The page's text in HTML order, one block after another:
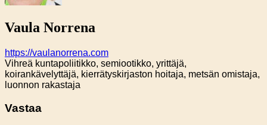
Vaula Norrena
https://vaulanorrena.com
Vihreä kuntapoliitikko, semiootikko, yrittäjä,
koirankävelyttäjä, kierrätyskirjaston hoitaja, metsän omistaja,
luonnon rakastaja
Vastaa